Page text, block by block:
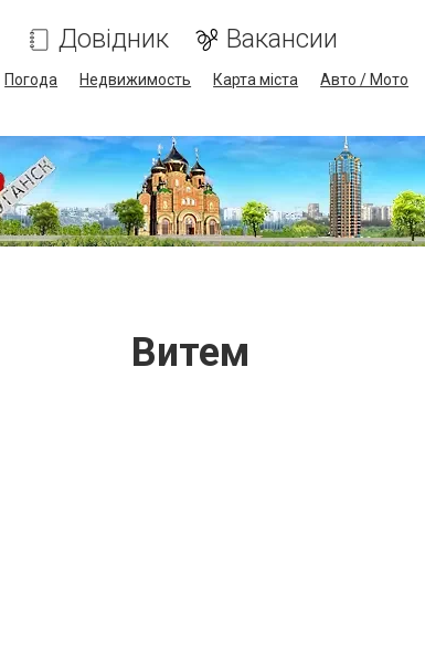
Довідник Вакансии
Погода Недвижимость Карта міста Авто / Мото
Витем